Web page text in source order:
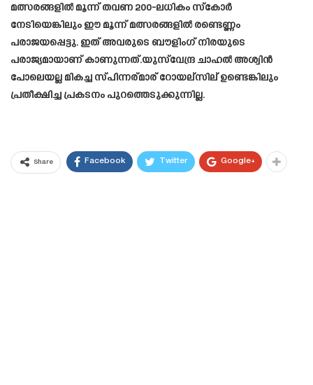
മത്സരങ്ങളിൽ മൂന്ന് തവണ 200-ലധികം സ്‌കോർ
നേടിയെങ്കിലും ഈ മൂന്ന് മത്സരങ്ങളിൽ രണ്ടെണ്ണം
പരാജയപ്പെട്ടു. ഇത് അവരുടെ ബൗളിംഗ് നിരയുടെ
പരാജ്യമായാണ് കാണുന്നത്.യുസ്‌വേന്ദ്ര ചാഹൽ അശ്വിൻ
പോലെയല്ല മികച്ച സ്പിന്നര്മാര് റോയല്സില് ഉണ്ടെങ്കിലും
പ്രതീക്ഷിച്ച പ്രകടനം പുറത്തെടുക്കുന്നില്ല.
Share Facebook Twitter Google+